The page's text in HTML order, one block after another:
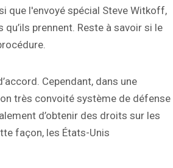
que l'envoyé spécial Steve Witkoff,
prennent. Reste à savoir si le
Cependant, dans une
très convoité système de défense
d’obtenir des droits sur les
façon, les États-Unis